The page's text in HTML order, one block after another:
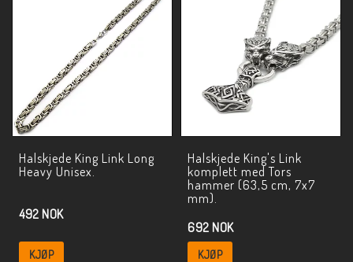
Halskjede King Link Long
Heavy Unisex.
492 NOK
KJØP
Halskjede King's Link
komplett med Tors
hammer (63,5 cm, 7x7
mm).
692 NOK
KJØP